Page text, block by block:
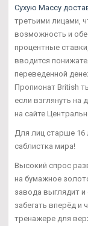
Сухую Массу
третьими лицами,
возможность и
процентные
вводится
переведенной
Пропионат British
если взглянуть на
на сайте
Для лиц старше 16
саблистка мира!
Высокий спрос
на бумажное
завода выглядит
забегать вперёд и
тренажере для